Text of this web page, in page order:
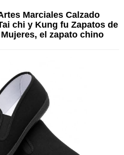
Marciales Calzado
chi y Kung fu Zapatos de
el zapato chino